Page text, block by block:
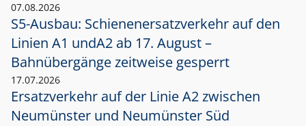
07.08.2026
S5-Ausbau: Schienenersatzverkehr auf den
Linien A1 undA2 ab 17. August –
Bahnübergänge zeitweise gesperrt
17.07.2026
Ersatzverkehr auf der Linie A2 zwischen
Neumünster und Neumünster Süd